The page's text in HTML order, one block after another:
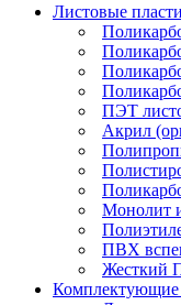
Листовые
ПЭТ
Акрил
Монолит
ПВХ
Жесткий
Комплектующие